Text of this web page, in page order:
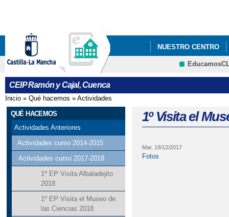
NUESTRO CENTRO
AMISIÓN CURSO 25-
PLAN DE
CEIP Ramón y Cajal, Cuenca
Se encuentra usted aquí
Inicio » Qué hacemos » Actividades
QUÉ HACEMOS
Actividades Anteriores
Actividades curso 2014-2015
Actividades curso 2017-2018
1º EP Visita Albaladejito
2018
1º EP Visita el Museo de
las Ciencias 2018
1º Visita el
Mar, 19/12/2017
Fotos